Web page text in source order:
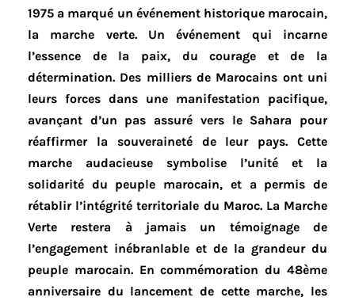
1975 a marqué un événement historique marocain,
la marche verte. Un événement qui incarne
l’essence de la paix, du courage et de la
détermination. Des milliers de Marocains ont uni
leurs forces dans une manifestation pacifique,
avançant d’un pas assuré vers le Sahara pour
réaffirmer la souveraineté de leur pays. Cette
marche audacieuse symbolise l’unité et la
solidarité du peuple marocain, et a permis de
rétablir l’intégrité territoriale du Maroc. La Marche
Verte restera à jamais un témoignage de
l’engagement inébranlable et de la grandeur du
peuple marocain. En commémoration du 48ème
anniversaire du lancement de cette marche, les